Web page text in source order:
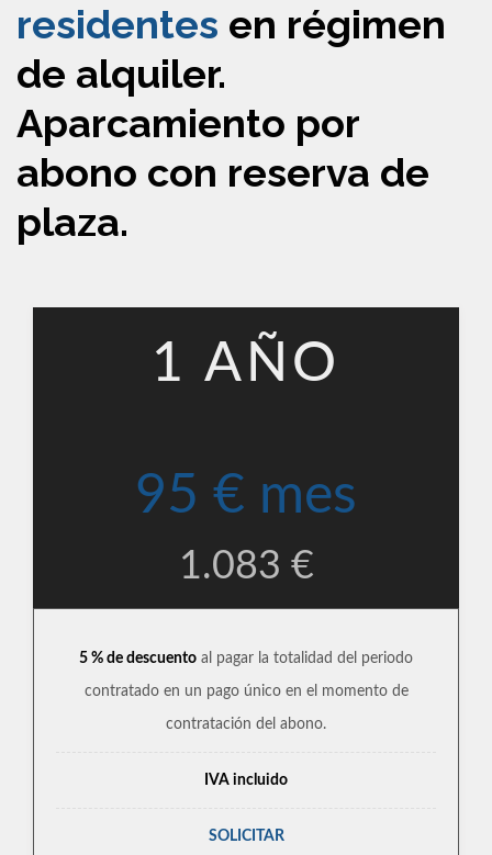
residentes en régimen
de alquiler.
Aparcamiento por
abono con reserva de
plaza.
1 AÑO
95 € mes
1.083 €
5 % de descuento al pagar la totalidad del periodo
contratado en un pago único en el momento de
contratación del abono.
IVA incluido
SOLICITAR